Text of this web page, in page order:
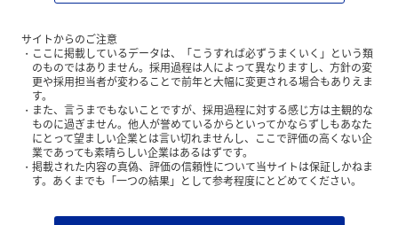
サイトからのご注意
ここに掲載しているデータは、「こうすれば必ずうまくいく」という類
のものではありません。採用過程は人によって異なりますし、方針の変
更や採用担当者が変わることで前年と大幅に変更される場合もありえま
す。
また、言うまでもないことですが、採用過程に対する感じ方は主観的な
ものに過ぎません。他人が誉めているからといってかならずしもあなた
にとって望ましい企業とは言い切れませんし、ここで評価の高くない企
業であっても素晴らしい企業はあるはずです。
掲載された内容の真偽、評価の信頼性について当サイトは保証しかねま
す。あくまでも「一つの結果」として参考程度にとどめてください。